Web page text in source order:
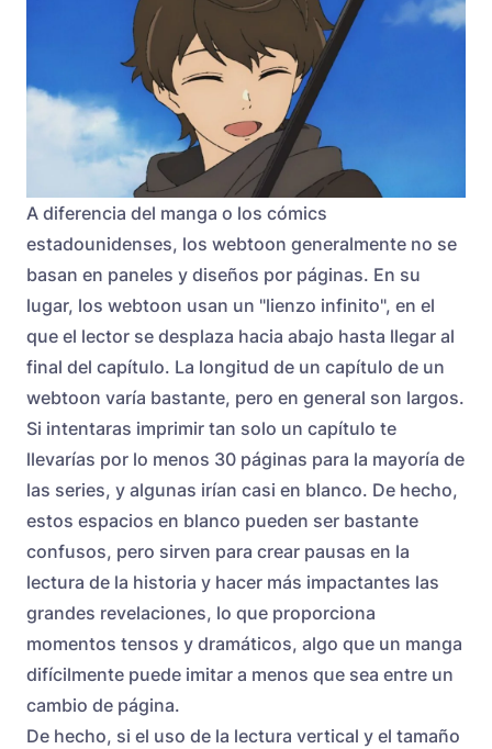
A diferencia del manga o los cómics
estadounidenses, los webtoon generalmente no se
basan en paneles y diseños por páginas. En su
lugar, los webtoon usan un "lienzo infinito", en el
que el lector se desplaza hacia abajo hasta llegar al
final del capítulo. La longitud de un capítulo de un
webtoon varía bastante, pero en general son largos.
Si intentaras imprimir tan solo un capítulo te
llevarías por lo menos 30 páginas para la mayoría de
las series, y algunas irían casi en blanco. De hecho,
estos espacios en blanco pueden ser bastante
confusos, pero sirven para crear pausas en la
lectura de la historia y hacer más impactantes las
grandes revelaciones, lo que proporciona
momentos tensos y dramáticos, algo que un manga
difícilmente puede imitar a menos que sea entre un
cambio de página.
De hecho, si el uso de la lectura vertical y el tamaño